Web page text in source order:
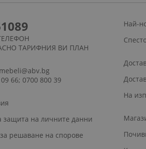
ТАРИФНИЯ ВИ ПЛАН
66; 0700 800 39
защита на личните данни
решаване на спорове
Най-
На